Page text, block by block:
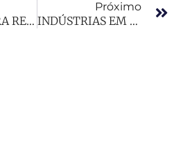
LIXEIRA PARA RECICLAGEM
Próximo
INDÚSTRIAS EM TELÊMACO BORBA